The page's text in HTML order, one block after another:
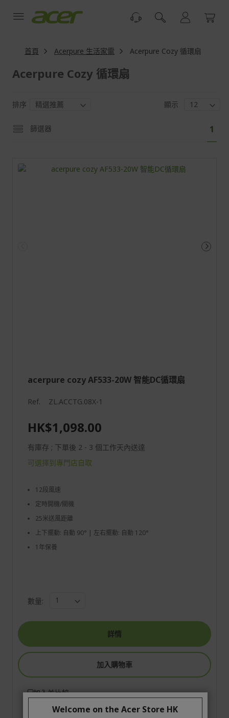
首頁
Acerpure 生活家電 Acerpure Cozy 循環扇
Acerpure Cozy 循環扇
排序 顯示
篩選器
您
目
1
acerpure cozy AF533-20W 智能DC循環扇
Ref. ZL.ACCTG.08X-1
HK$1,098.00
有庫存 ; 下單後 2 - 3 個工作天內送達
可選擇到專門店自取
12段風速
定時開機/關機
25米送風距離
上下擺動: 自動 90° | 左右擺動: 自動 120°
1年保養
數量:
詳情
加入購物車
加入並比較
加入願望清單
Welcome on the Acer Store HK